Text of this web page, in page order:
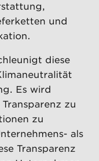
und
diese
Es wird
zu
zu
als
Transparenz